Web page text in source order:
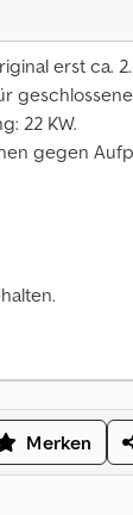
erst ca.
22 KW.
gegen
Merken